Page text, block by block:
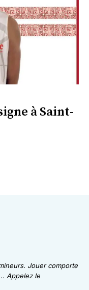
à Saint-
Jouer comporte
Appelez le